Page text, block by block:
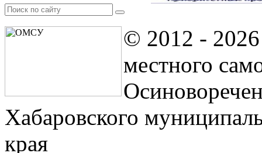
© 2012 -
местного
Хабаровского
края